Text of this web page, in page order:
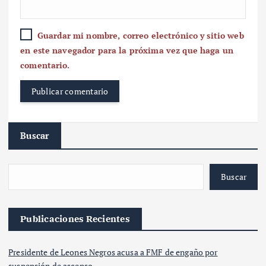
Guardar mi nombre, correo electrónico y sitio web
en este navegador para la próxima vez que haga un
comentario.
Buscar
Buscar
Publicaciones Recientes
Presidente de Leones Negros acusa a FMF de engaño por